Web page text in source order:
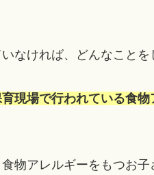
なければ、どんなことを
現場で行われている食
物アレルギーをもつお